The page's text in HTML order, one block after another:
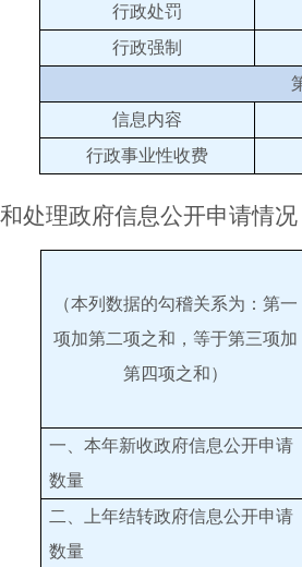
行政处罚
行政强制
信息内容
行政事业性收费
处理政府信息公开申请情况
（本列数据的勾稽关系为：第一
项加第二项之和，等于第三项加
第四项之和）
一、本年新收政府信息公开申请
数量
二、上年结转政府信息公开申请
数量